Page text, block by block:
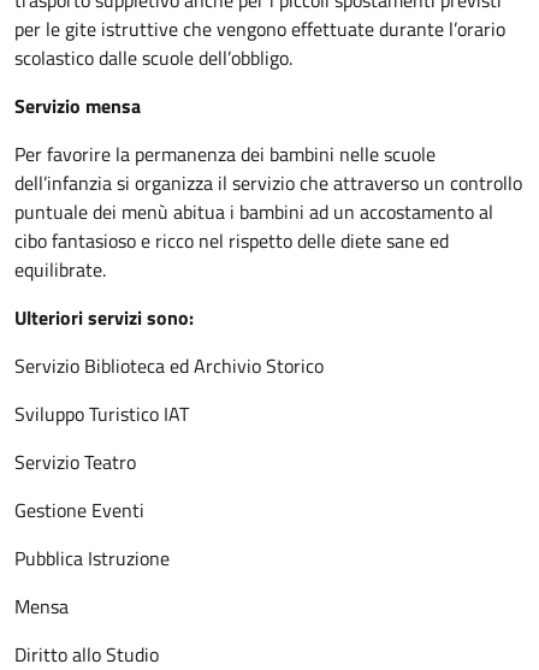
per le gite istruttive che vengono effettuate durante l’orario
scolastico dalle scuole dell’obbligo.
Servizio mensa
Per favorire la permanenza dei bambini nelle scuole
dell’infanzia si organizza il servizio che attraverso un controllo
puntuale dei menù abitua i bambini ad un accostamento al
cibo fantasioso e ricco nel rispetto delle diete sane ed
equilibrate.
Ulteriori servizi sono:
Servizio Biblioteca ed Archivio Storico
Sviluppo Turistico IAT
Servizio Teatro
Gestione Eventi
Pubblica Istruzione
Mensa
Diritto allo Studio